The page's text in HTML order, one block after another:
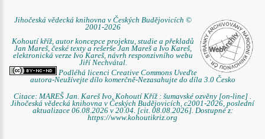
Jihočeská vědecká knihovna v Českých Budějovicích ©
2001-2026
Kohoutí kříž, autor koncepce projektu, studie a překladů
Jan Mareš, české texty a rešerše Jan Mareš a Ivo Kareš,
elektronická verze Ivo Kareš, návrh responzivního webu
Jiří Nechvátal.
Podléhá licenci Creative Commons Uveďte
autora-Neužívejte dílo komerčně-Nezasahujte do díla 3.0 Česko
Citace: MAREŠ Jan. Kareš Ivo. Kohoutí Kříž : šumavské ozvěny [on-line] .
Jihočeská vědecká knihovna v Českých Budějovicích, c2001-2026, poslední
aktualizace 06.08.2026 v 20.04. [cit. 08.08.2026]. Dostupné z:
https://www.kohoutikriz.org